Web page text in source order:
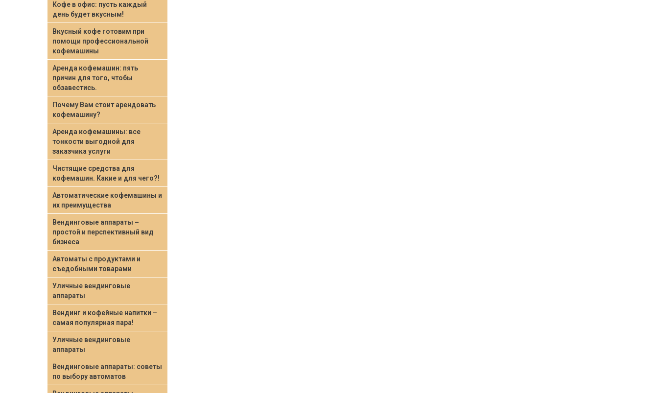
Кофе в офис: пусть каждый
день будет вкусным!
Вкусный кофе готовим при
помощи профессиональной
кофемашины
Аренда кофемашин: пять
причин для того, чтобы
обзавестись.
Почему Вам стоит арендовать
кофемашину?
Аренда кофемашины: все
тонкости выгодной для
заказчика услуги
Чистящие средства для
кофемашин. Какие и для чего?!
Автоматические кофемашины и
их преимущества
Вендинговые аппараты –
простой и перспективный вид
бизнеса
Автоматы с продуктами и
съедобными товарами
Уличные вендинговые
аппараты
Вендинг и кофейные напитки –
самая популярная пара!
Уличные вендинговые
аппараты
Вендинговые аппараты: советы
по выбору автоматов